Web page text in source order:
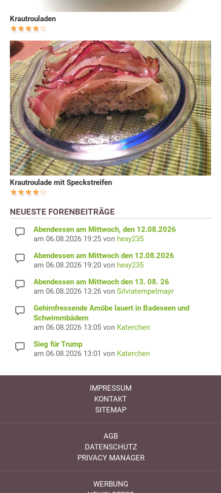
Krautrouladen
Krautroulade mit Speckstreifen
NEUESTE FORENBEITRÄGE
Abendessen am Mittwoch, den 12.08.2026
am 06.08.2026 19:25 von hexy235
Abendessen am Mittwoch den 12.08.2026
am 06.08.2026 19:20 von hexy235
Abendessen am Mittwoch den 13. 08. 26
am 06.08.2026 13:26 von Silviatempelmayr
Gehirnfressende Amöbe lauert in Badeseen und
Schwimmbädern
am 06.08.2026 13:05 von Katerchen
Sieg für Trump
am 06.08.2026 13:01 von Katerchen
IMPRESSUM
KONTAKT
SITEMAP
AGB
DATENSCHUTZ
PRIVACY MANAGER
WERBUNG